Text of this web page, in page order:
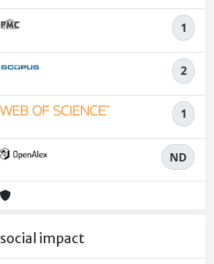
1
2
1
ND
social impact